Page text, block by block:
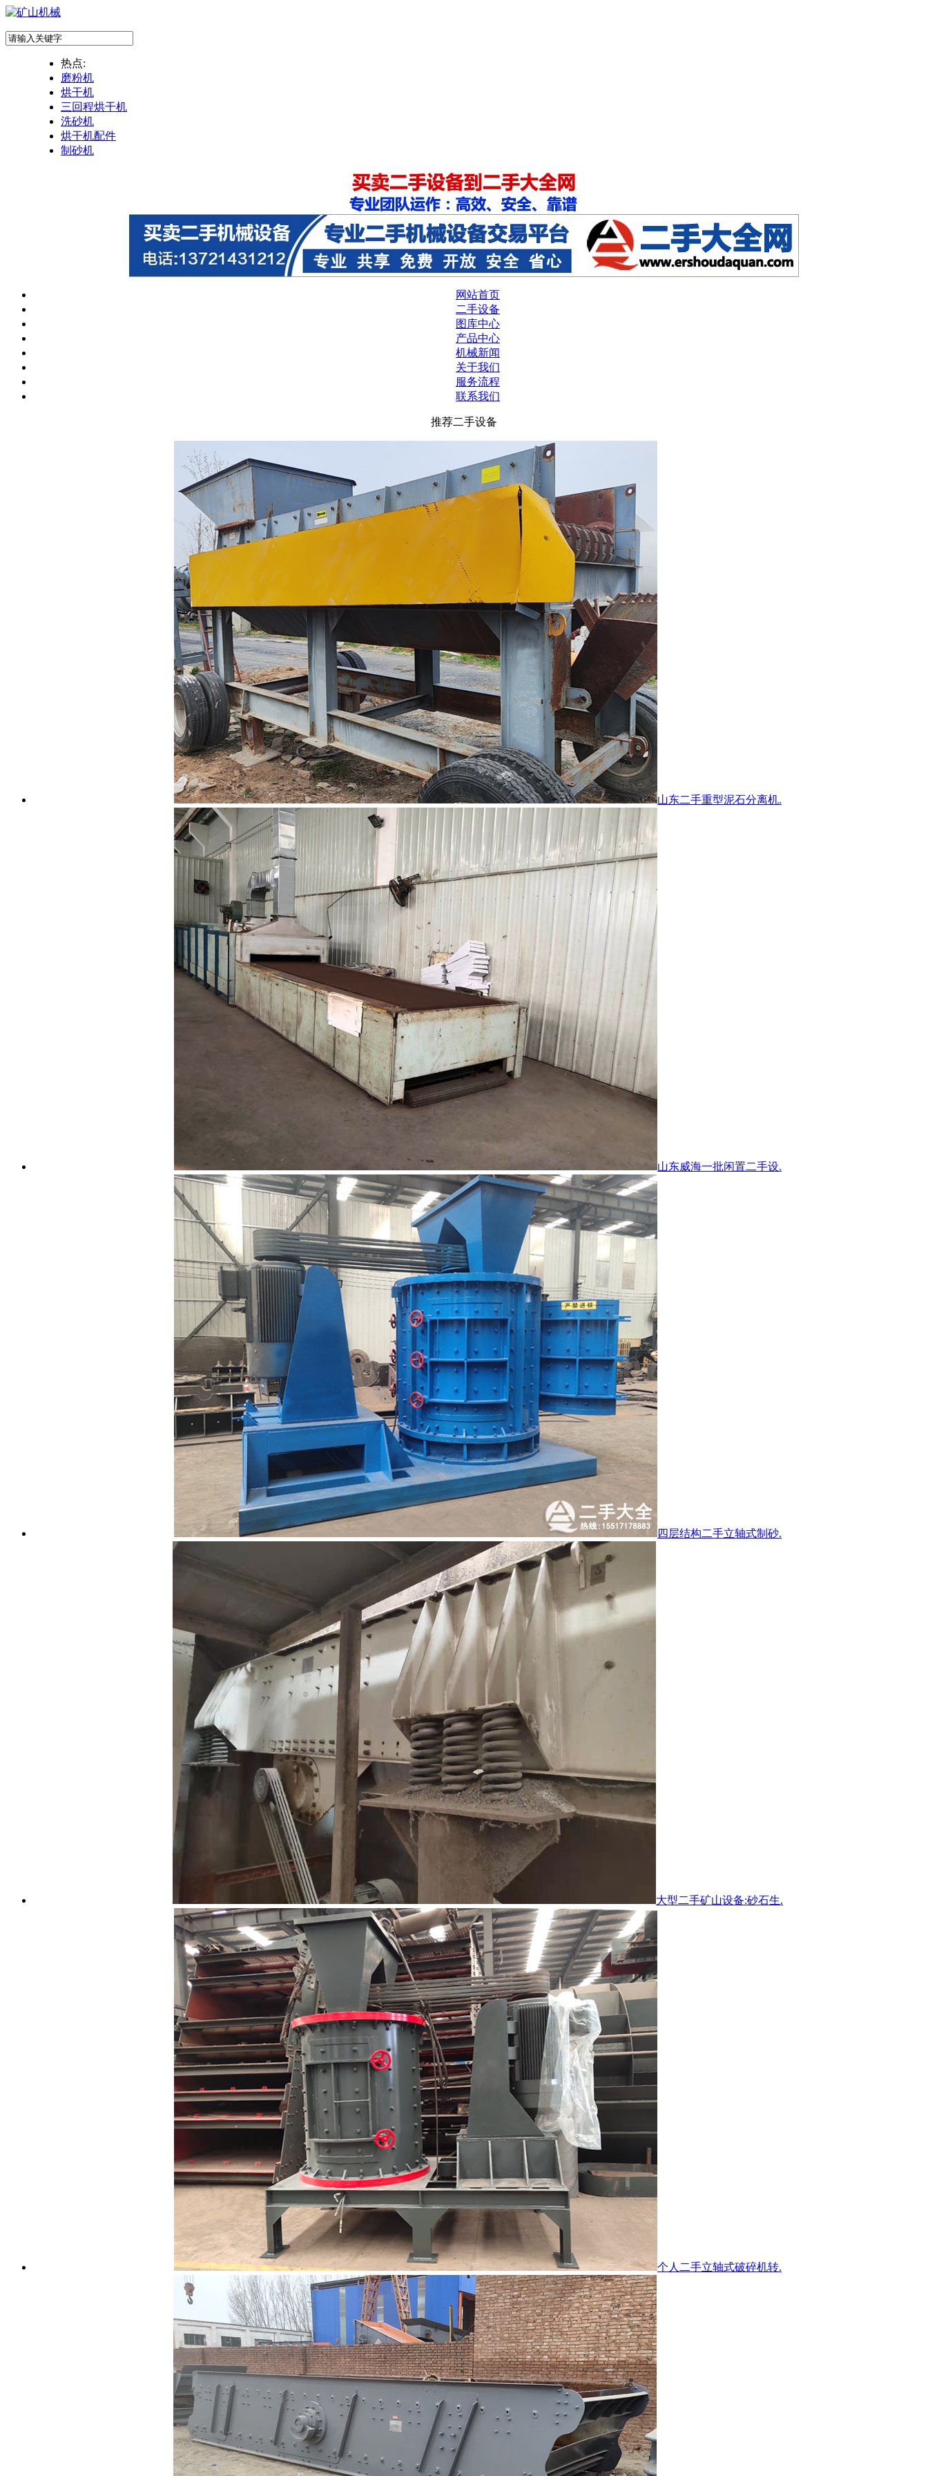
热点:
磨粉机
烘干机
三回程烘干机
洗砂机
烘干机配件
制砂机
网站首页
二手设备
图库中心
产品中心
机械新闻
关于我们
服务流程
联系我们
推荐二手设备
山东二手重型泥石分离机.
山东威海一批闲置二手设.
四层结构二手立轴式制砂.
大型二手矿山设备:砂石生.
个人二手立轴式破碎机转.